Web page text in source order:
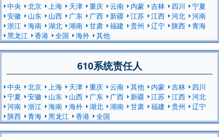
中央 北京 上海 天津 重庆 云南 内蒙 吉林 四川
宁夏
安徽
山东 山西 广东 广西 新疆 江苏 江西 河北
河南
浙江
海南 湖北 湖南 甘肃 福建 贵州 辽宁 陕西
青海
黑龙江
香港 全国 海外 其他
610系统责任人
中央 北京 上海 天津 重庆 云南 其他 内蒙 吉林
四川
宁夏
安徽 山东 山西 广东 广西 新疆 江苏 江西
河北
河南
浙江 海南 海外 湖北 湖南 甘肃 福建 贵州
辽宁
陕西
青海 黑龙江 香港 全国